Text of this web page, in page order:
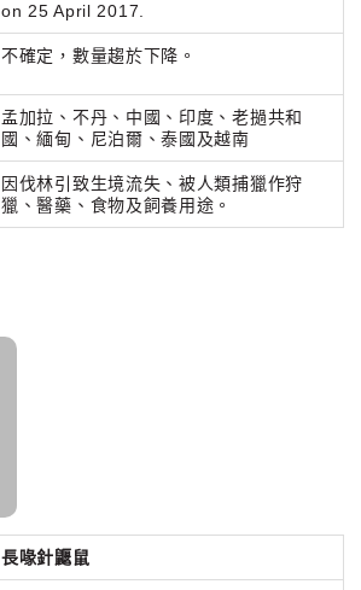
on 25 April 2017.
不確定，數量趨於下降。
孟加拉、不丹、中國、印度、老撾共和
國、緬甸、尼泊爾、泰國及越南
因伐林引致生境流失、被人類捕獵作狩
獵、醫藥、食物及飼養用途。
長喙針鼴鼠